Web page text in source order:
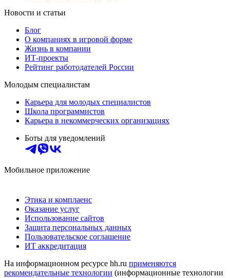
Новости и статьи
Блог
О компаниях в игровой форме
Жизнь в компании
ИТ-проекты
Рейтинг работодателей России
Молодым специалистам
Карьера для молодых специалистов
Школа программистов
Карьера в некоммерческих организациях
Боты для уведомлений
Мобильное приложение
Этика и комплаенс
Оказание услуг
Использование сайтов
Защита персональных данных
Пользовательское соглашение
ИТ аккредитация
На информационном ресурсе hh.ru применяются
рекомендательные технологии (информационные технологии